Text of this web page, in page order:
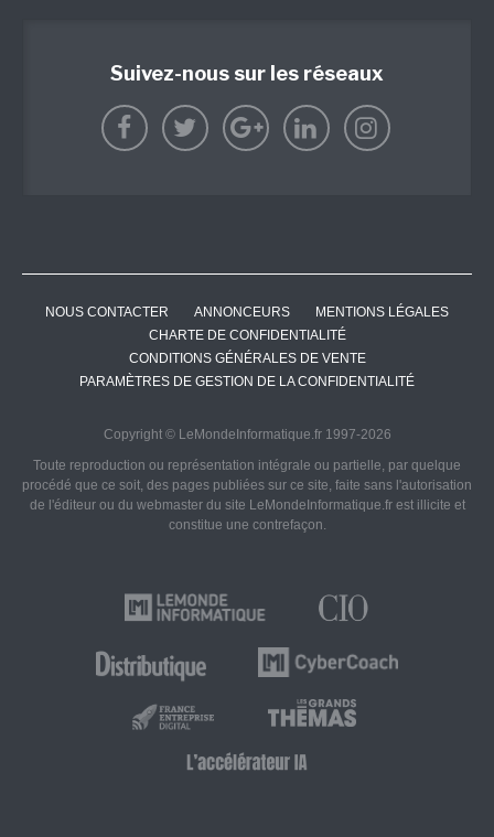
Suivez-nous sur les réseaux
NOUS CONTACTER ANNONCEURS
MENTIONS LÉGALES
CHARTE DE CONFIDENTIALITÉ
CONDITIONS GÉNÉRALES DE VENTE
PARAMÈTRES DE GESTION DE LA CONFIDENTIALITÉ
Copyright © LeMondeInformatique.fr 1997-2026
Toute reproduction ou représentation intégrale ou partielle, par quelque
procédé que ce soit, des pages publiées sur ce site, faite sans l'autorisation
de l'éditeur ou du webmaster du site LeMondeInformatique.fr est illicite et
constitue une contrefaçon.